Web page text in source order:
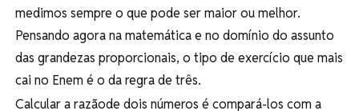
medimos sempre o que pode ser maior ou melhor.
Pensando agora na matemática e no domínio do assunto
das grandezas proporcionais, o tipo de exercício que mais
cai no Enem é o da regra de três.
Calcular a razãode dois números é compará-los com a